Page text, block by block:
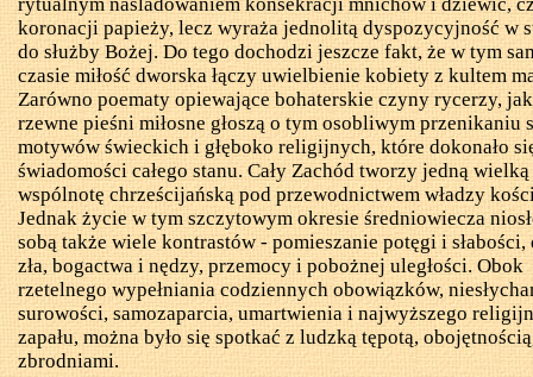
koronacji papieży, lecz wyraża jednolitą dyspozycyjność w
do służby Bożej. Do tego dochodzi jeszcze fakt, że w tym
czasie miłość dworska łączy uwielbienie kobiety z kultem
Zarówno poematy opiewające bohaterskie czyny rycerzy,
rzewne pieśni miłosne głoszą o tym osobliwym przenikaniu
motywów świeckich i głęboko religijnych, które dokonało
świadomości całego stanu. Cały Zachód tworzy jedną wielką
wspólnotę chrześcijańską pod przewodnictwem władzy
Jednak życie w tym szczytowym okresie średniowiecza
sobą także wiele kontrastów - pomieszanie potęgi i słabości,
zła, bogactwa i nędzy, przemocy i pobożnej uległości. Obok
rzetelnego wypełniania codziennych obowiązków,
surowości, samozaparcia, umartwienia i najwyższego
zapału, można było się spotkać z ludzką tępotą,
zbrodniami.